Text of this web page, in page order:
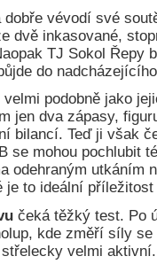
dobře vévodí své
dvě inkasované,
TJ Sokol Řepy
do
velmi podobně jako
jen dva zápasy,
bilancí. Teď ji však
se mohou pochlubit
odehraným utkáním
je to ideální
čeká těžký test. Po
kde změří síly
střelecky velmi aktivní.